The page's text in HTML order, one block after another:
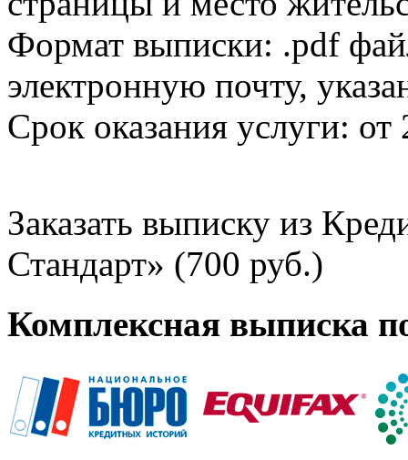
Формат выписки: .pdf
электронную почту,
Срок оказания услуги: от
Заказать выписку из
Стандарт» (700 руб.)
Комплексная выписка